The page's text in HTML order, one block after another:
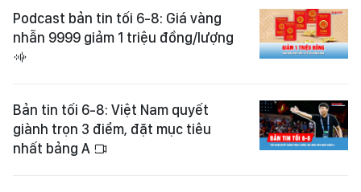
Podcast bản tin tối 6-8: Giá vàng
nhẫn 9999 giảm 1 triệu đồng/lượng
Bản tin tối 6-8: Việt Nam quyết
giành trọn 3 điểm, đặt mục tiêu
nhất bảng A